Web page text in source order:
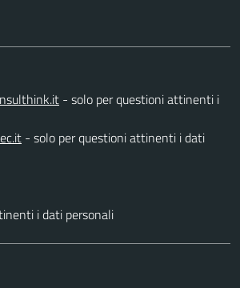
- solo per questioni attinenti i
- solo per questioni attinenti i dati
i dati personali